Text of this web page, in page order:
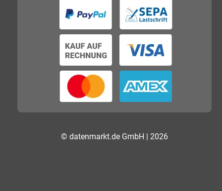
© datenmarkt.de GmbH | 2026